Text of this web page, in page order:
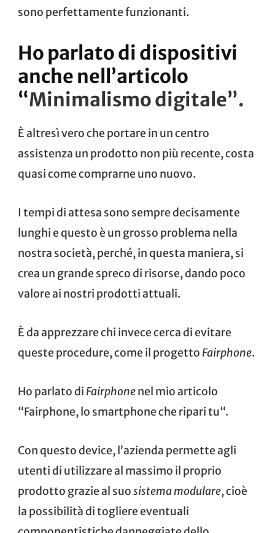
sono perfettamente funzionanti.
Ho parlato di dispositivi
anche nell’articolo
“Minimalismo digitale”.
È altresì vero che portare in un centro
assistenza un prodotto non più recente, costa
quasi come comprarne uno nuovo.
I tempi di attesa sono sempre decisamente
lunghi e questo è un grosso problema nella
nostra società, perché, in questa maniera, si
crea un grande spreco di risorse, dando poco
valore ai nostri prodotti attuali.
È da apprezzare chi invece cerca di evitare
queste procedure, come il progetto Fairphone.
Ho parlato di Fairphonenel mio articolo
“Fairphone, lo smartphone che ripari tu“.
Con questo device, l’azienda permette agli
utenti di utilizzare al massimo il proprio
prodotto grazie al suosistema modulare, cioè
la possibilità di togliere eventuali